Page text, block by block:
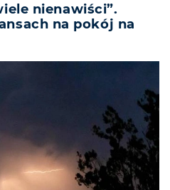
nienawiści”.
na pokój na